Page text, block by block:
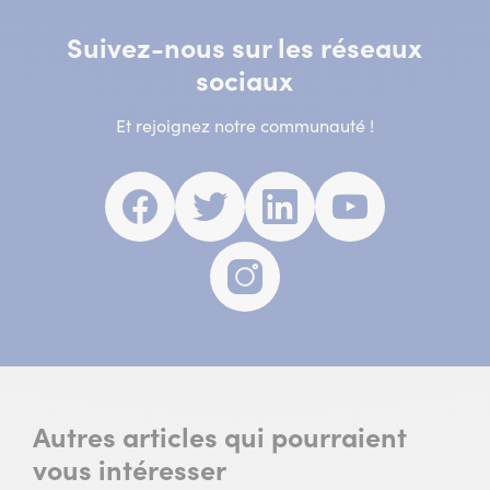
Suivez-nous sur les réseaux
sociaux
Et rejoignez notre communauté !
Facebook
(nouvelle
fenêtre)
Twitter
(nouvelle
fenêtre)
Linkedin
(nouvelle
fenêtre)
Youtube
fenêtre)
Instagram
(nouvelle
fenêtre)
Autres articles qui pourraient
vous intéresser